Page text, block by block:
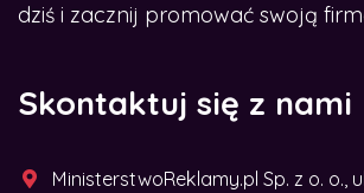
dziś i zacznij promować swoją
Skontaktuj się z nami
MinisterstwoReklamy.pl Sp. z o. o.,